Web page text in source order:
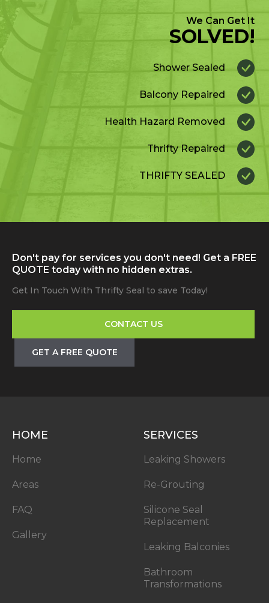
We Can Get It
SOLVED!
Shower Sealed
Balcony Repaired
Health Hazard Removed
Thrifty Repaired
THRIFTY SEALED
Don't pay for services you don't need! Get a FREE
QUOTE today with no hidden extras.
Get In Touch With Thrifty Seal to save Today!
CONTACT US
GET A FREE QUOTE
HOME
Home
Areas
FAQ
Gallery
SERVICES
Leaking Showers
Re-Grouting
Silicone Seal
Replacement
Leaking Balconies
Bathroom
Transformations